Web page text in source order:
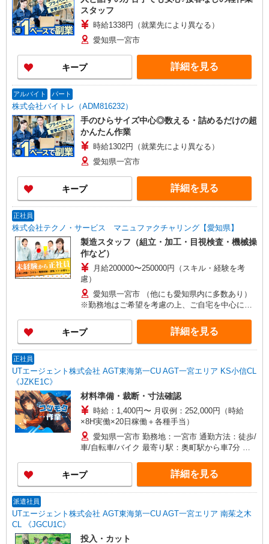
スタッフ
時給1338円（就業先により異なる）
愛知県一宮市
キープ 詳細を見る
アルバイト パート
株式会社バイトレ（ADM816232）
手のひらサイズ中心◎数える・詰めるだけの超
かんたん作業
時給1302円（就業先により異なる）
愛知県一宮市
キープ 詳細を見る
正社員
株式会社テクノ・サービス マニュファクチャリング【愛知県】
製造スタッフ（組立・加工・目視検査・機械操
作など）
月給200000〜250000円（スキル・経験を考
慮）
愛知県一宮市 （他にも愛知県内に多数あり）
※勤務地はご希望を考慮の上、ご自宅を中心に通
し）
キープ 詳細を見る
正社員
UTエージェント株式会社 AGT東海第一CU AGT一宮エリア KS小信CL
《JZKE1C》
材料準備・裁断・寸法確認
時給：1,400円〜 月収例：252,000円（時給
×8H実働×20日稼働＋各種手当）
愛知県一宮市 勤務地：一宮市 通勤方法：徒歩/
車/自転車/バイク 最寄り駅：奥町駅から車7分 ※
キープ 詳細を見る
派遣社員
UTエージェント株式会社 AGT東海第一CU AGT一宮エリア 南茱之木
CL 《JGCU1C》
投入・カット